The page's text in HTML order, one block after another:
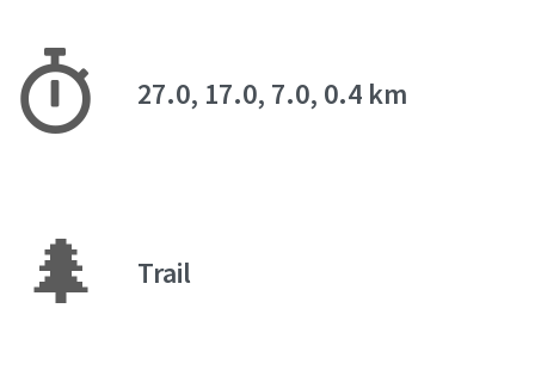
27.0, 17.0, 7.0, 0.4 km
🌲 Trail